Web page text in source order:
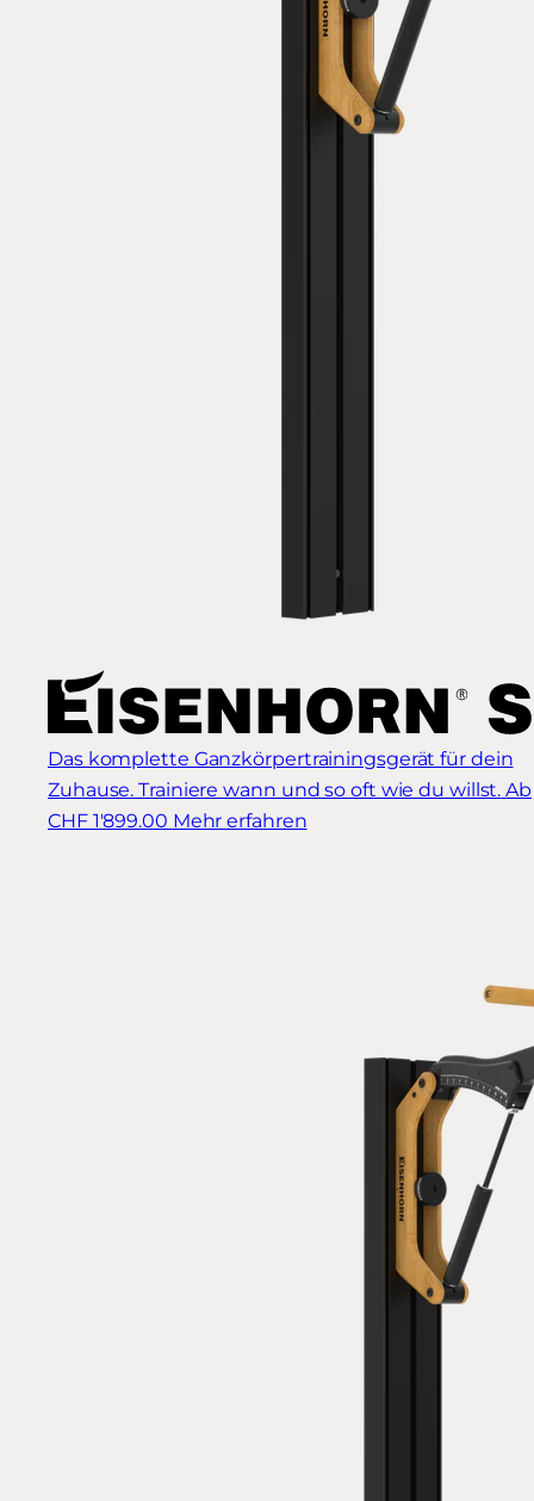
Das komplette Ganzkörpertrainingsgerät für dein
Zuhause. Trainiere wann und so oft wie du willst. Ab
CHF 1'899.00 Mehr erfahren